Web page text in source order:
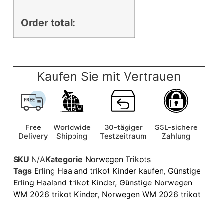
Order total:
Kaufen Sie mit Vertrauen
Free
Delivery
Worldwide
Shipping
30-tägiger
Testzeitraum
SSL-sichere
Zahlung
SKU N/AKategorie Norwegen Trikots
Tags Erling Haaland trikot Kinder kaufen, Günstige
Erling Haaland trikot Kinder, Günstige Norwegen
WM 2026 trikot Kinder, Norwegen WM 2026 trikot